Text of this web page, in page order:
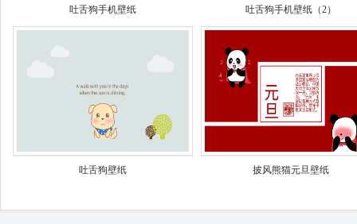
吐舌狗手机壁纸 吐舌狗手机壁纸（2）
吐舌狗壁纸 披风熊猫元旦壁纸